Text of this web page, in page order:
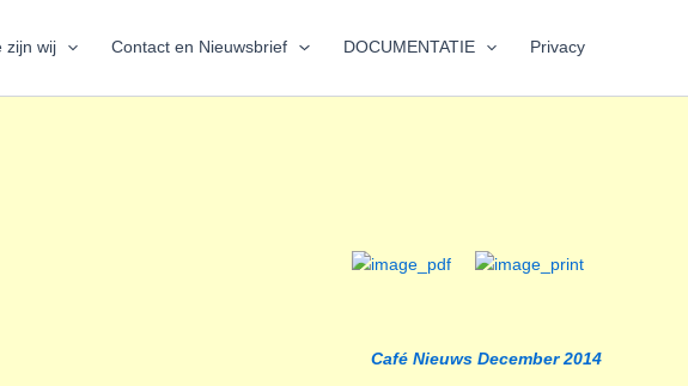
zijn wij Contact en Nieuwsbrief DOCUMENTATIE Privacy
Café Nieuws December 2014